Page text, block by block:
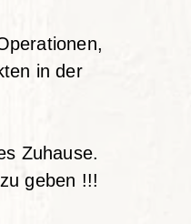
in der
Zuhause.
geben !!!